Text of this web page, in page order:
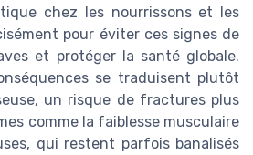
chez les nourrissons et les
pour éviter ces signes de
et protéger la santé globale.
se traduisent plutôt
un risque de fractures plus
comme la faiblesse musculaire
qui restent parfois banalisés